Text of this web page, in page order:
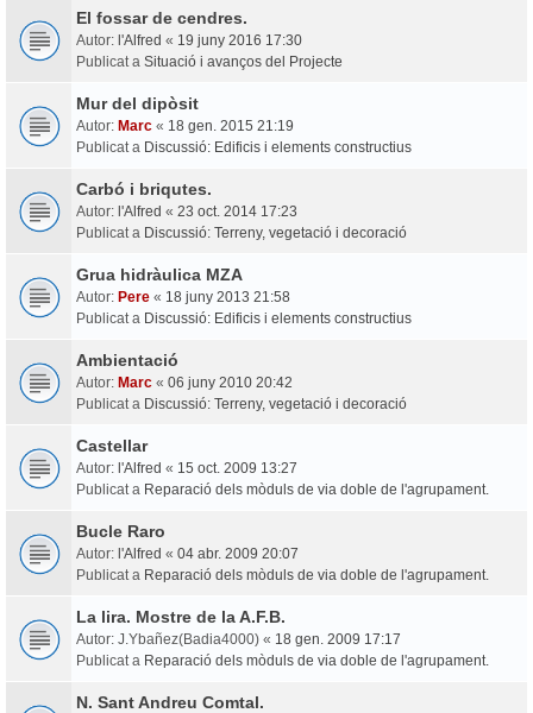
El fossar de cendres.
Autor: l'Alfred « 19 juny 2016 17:30
Publicat a Situació i avanços del Projecte
Mur del dipòsit
Autor: Marc « 18 gen. 2015 21:19
Publicat a Discussió: Edificis i elements constructius
Carbó i briqutes.
Autor: l'Alfred « 23 oct. 2014 17:23
Publicat a Discussió: Terreny, vegetació i decoració
Grua hidràulica MZA
Autor: Pere « 18 juny 2013 21:58
Publicat a Discussió: Edificis i elements constructius
Ambientació
Autor: Marc « 06 juny 2010 20:42
Publicat a Discussió: Terreny, vegetació i decoració
Castellar
Autor: l'Alfred « 15 oct. 2009 13:27
Publicat a Reparació dels mòduls de via doble de l'agrupament.
Bucle Raro
Autor: l'Alfred « 04 abr. 2009 20:07
Publicat a Reparació dels mòduls de via doble de l'agrupament.
La lira. Mostre de la A.F.B.
Autor: J.Ybañez(Badia4000) « 18 gen. 2009 17:17
Publicat a Reparació dels mòduls de via doble de l'agrupament.
N. Sant Andreu Comtal.